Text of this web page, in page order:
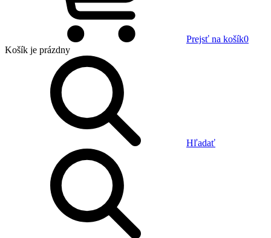
Prejsť na košík0
Košík je prázdny
Hľadať